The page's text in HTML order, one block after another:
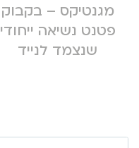
מגנטיקס – בקבוק
פטנט נשיאה ייחודי
שנצמד לנייד